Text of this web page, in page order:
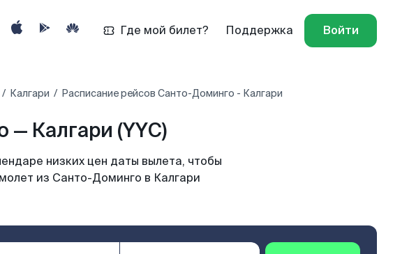
Где мой билет? Поддержка Войти
Калгари Расписание рейсов Санто-Доминго - Калгари
Калгари (YYC)
низких цен даты вылета, чтобы
из Санто-Доминго в Калгари